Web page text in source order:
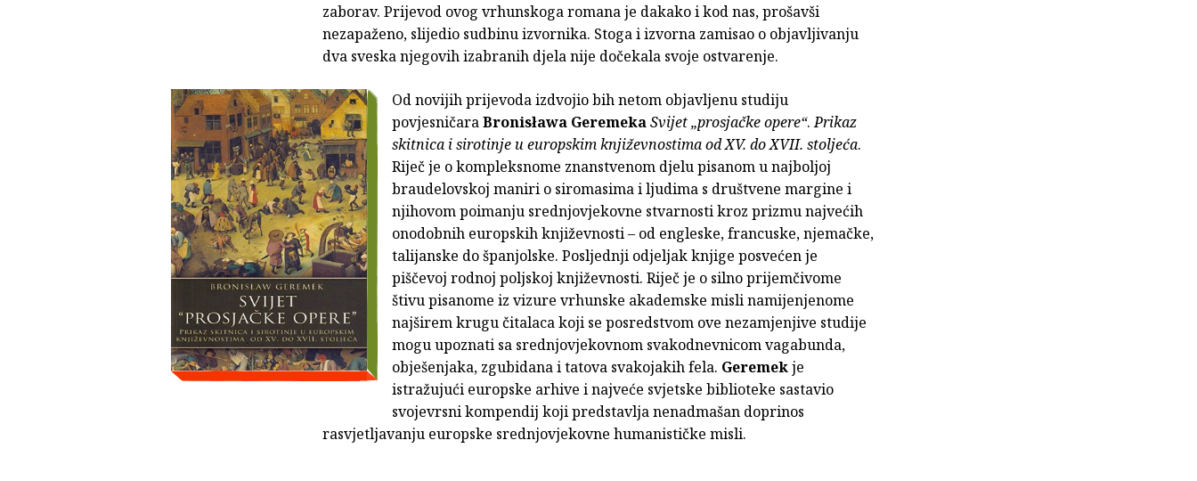
zaborav. Prijevod ovog vrhunskoga romana je dakako i kod nas, prošavši
nezapaženo, slijedio sudbinu izvornika. Stoga i izvorna zamisao o objavljivanju
dva sveska njegovih izabranih djela nije dočekala svoje ostvarenje.
Od novijih prijevoda izdvojio bih netom objavljenu studiju
povjesničaraBronisława GeremekaSvijet „prosjačke opere“.Prikaz
skitnica i sirotinje u europskim književnostima od XV. do XVII. stoljeća.
Riječ je o kompleksnome znanstvenom djelu pisanom u najboljoj
braudelovskoj maniri o siromasima i ljudima s društvene margine i
njihovom poimanju srednjovjekovne stvarnosti kroz prizmu najvećih
onodobnih europskih književnosti – od engleske, francuske, njemačke,
talijanske do španjolske. Posljednji odjeljak knjige posvećen je
piščevoj rodnoj poljskoj književnosti. Riječ je o silno prijemčivome
štivu pisanome iz vizure vrhunske akademske misli namijenjenome
najširem krugu čitalaca koji se posredstvom ove nezamjenjive studije
mogu upoznati sa srednjovjekovnom svakodnevnicom vagabunda,
obješenjaka, zgubidana i tatova svakojakih fela. Geremekje
istražujući europske arhive i najveće svjetske biblioteke sastavio
svojevrsni kompendij koji predstavlja nenadmašan doprinos
rasvjetljavanju europske srednjovjekovne humanističke misli.